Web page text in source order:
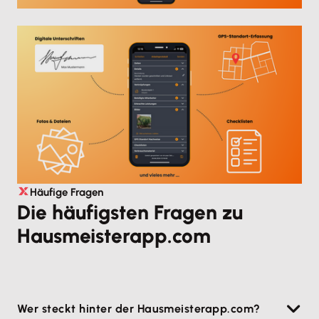
Häufige Fragen
Die häufigsten Fragen zu
Hausmeisterapp.com
Wer steckt hinter der Hausmeisterapp.com?